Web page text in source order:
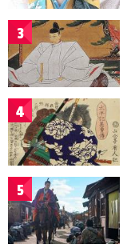
3
4
5